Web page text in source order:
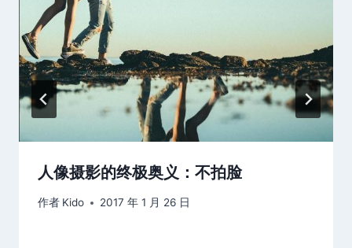
人像摄影的终极奥义：不拍脸
作者 Kido 2017 年 1 月 26 日